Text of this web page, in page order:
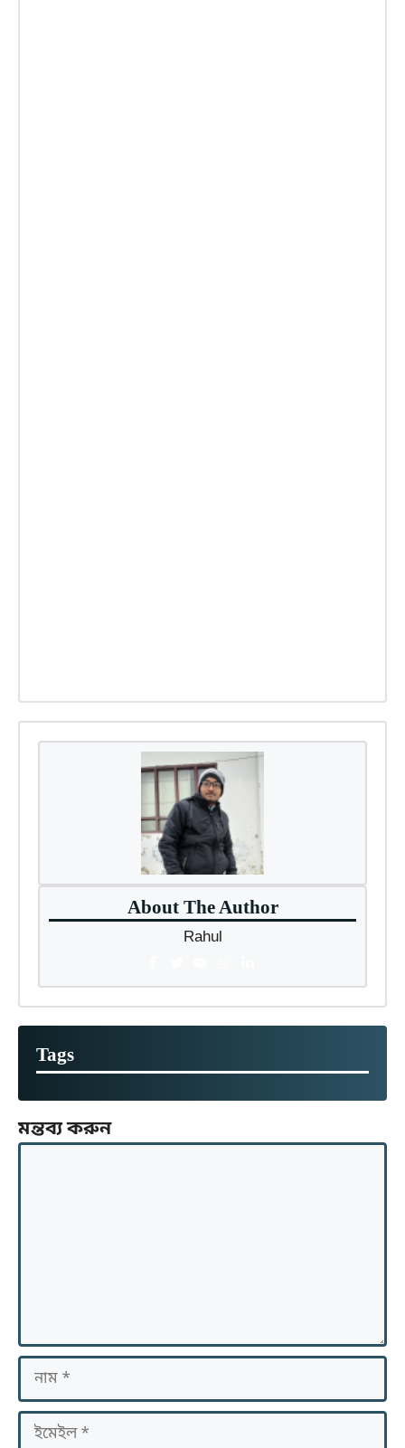
About The Author
Rahul
Tags
মন্তব্য করুন
মন্তব্য
নাম
ইমেইল